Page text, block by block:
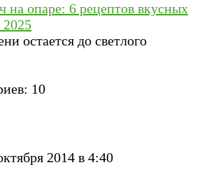
на опаре: 6 рецептов вкусных
2025
остается до светлого
10
2014 в 4:40